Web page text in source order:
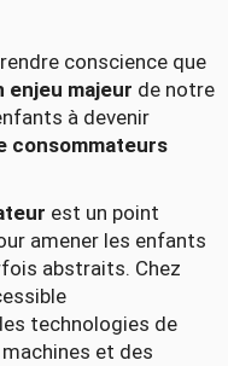
conscience que
enjeu majeur de notre
à devenir
consommateurs
est un point
amener les enfants
abstraits. Chez
technologies de
et des